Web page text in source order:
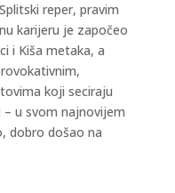
reper, pravim
karijeru je započeo
i Kiša metaka, a
koji seciraju
u svom najnovijem
dobro došao na